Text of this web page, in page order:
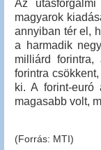
Az
magyarok
annyiban tér el,
a harmadik
milliárd forintra,
forintra
ki. A forint-euró
magasabb volt,
(Forrás: MTI)